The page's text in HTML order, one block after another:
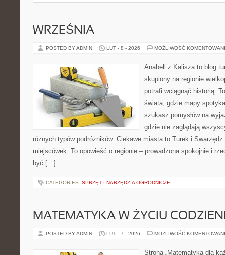
WRZEŚNIA
POSTED BY ADMIN LUT - 8 - 2026 MOŻLIWOŚĆ
Anabell z Kalisza to blog
skupiony na regionie
potrafi wciągnąć historią.
świata, gdzie mapy
szukasz pomysłów na
gdzie nie zaglądają
różnych typów podróżników. Ciekawe miasta to Turek i
miejscówek. To opowieść o regionie – prowadzona spokojnie i
być […]
CATEGORIES: SPRZĘT I NARZĘDZIA OGRODNICZE
MATEMATYKA W ŻYCIU
POSTED BY ADMIN LUT - 7 - 2026 MOŻLIWOŚĆ
Strona „Matematyka dla